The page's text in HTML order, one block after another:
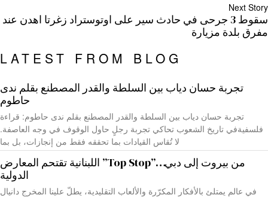
Next Story
سقوط 3 جرحى في حادث سير على اوتوستراد زغرتا اهدن عند
مفرق بلدة مزيارة
LATEST FROM BLOG
تجربة حسان دياب بين السلطة والقدر المصطنع بقلم ندى
حاطوم
تجربة حسان دياب بين السلطة والقدر المصطنع بقلم ندى حاطوم: قراءة
فلسفيةفي تاريخ الشعوب تحاكي تجربة رجلٍ حاول الوقوف في وجه العاصفة.
لا تُقاس القيادات بما تحققه فقط من إنجازات، بل بما
من بيروت إلى دبي…”Top Stop” اللبنانية تقتحم المعارض
الدولية
في عالم يمتلئ بالأفكار المكرّرة والألعاب التقليدية، يطلّ علينا المخرج دانيال